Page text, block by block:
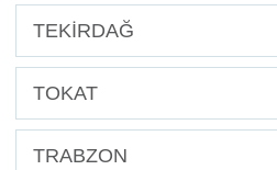
TEKİRDAĞ
TOKAT
TRABZON